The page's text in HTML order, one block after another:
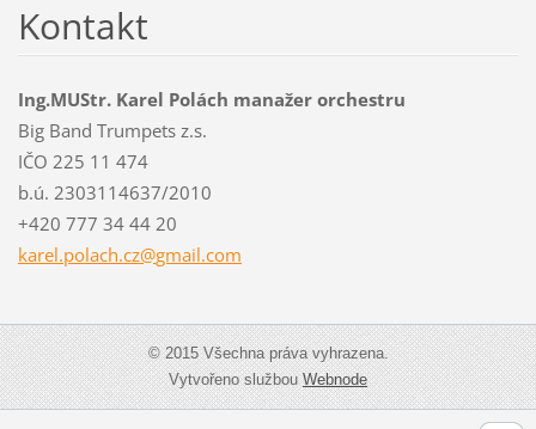
Kontakt
Ing.MUStr. Karel Polách manažer orchestru
Big Band Trumpets z.s.
IČO 225 11 474
b.ú. 2303114637/2010
+420 777 34 44 20
karel.polach.cz@gmail.com
© 2015 Všechna práva vyhrazena.
Vytvořeno službouWebnode